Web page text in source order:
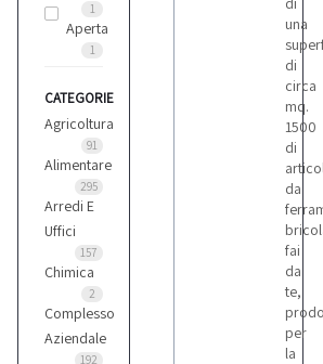
1
Aperta
1
CATEGORIE
Agricoltura
91
Alimentare
295
Arredi E
Uffici
157
Chimica
2
Complesso
Aziendale
192
una
di
circa
mq.
1500
di
da
fai
da
te,
per
la